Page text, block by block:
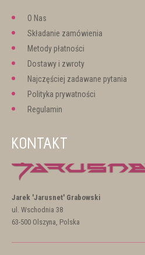
O Nas
Składanie zamówienia
Metody płatności
Dostawy i zwroty
Najczęściej zadawane pytania
Polityka prywatności
Regulamin
KONTAKT
Jarek 'Jarusnet' Grabowski
ul. Wschodnia 38
63-500 Olszyna, Polska